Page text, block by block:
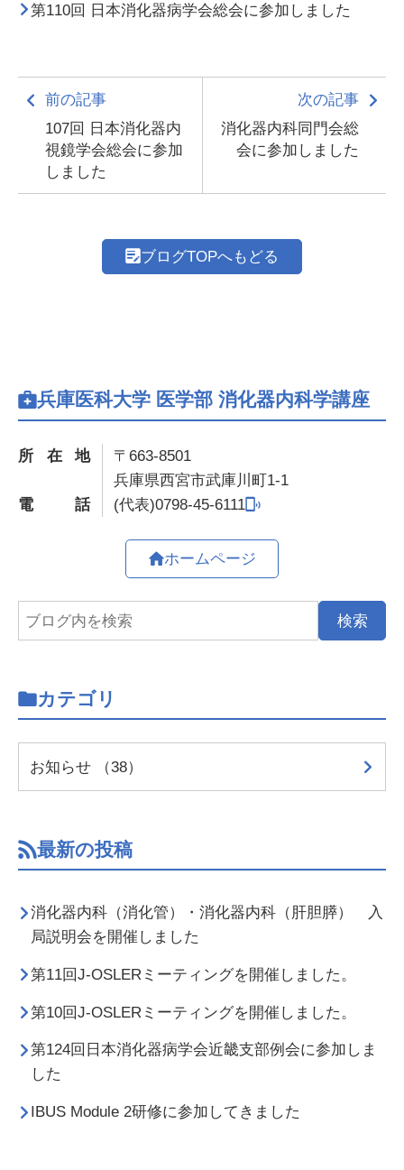
第110回 日本消化器病学会総会に参加しました
前の記事
107回 日本消化器内
視鏡学会総会に参加
しました
次の記事
消化器内科同門会総
会に参加しました
ブログTOPへもどる
兵庫医科大学 医学部 消化器内科学講座
所在地
〒663-8501
兵庫県西宮市武庫川町1-1
電話
0798-45-6111
ホームページ
カテゴリ
お知らせ （38）
最新の投稿
消化器内科（消化管）・消化器内科（肝胆膵） 入
局説明会を開催しました
第11回J-OSLERミーティングを開催しました。
第10回J-OSLERミーティングを開催しました。
第124回日本消化器病学会近畿支部例会に参加しま
した
IBUS Module 2研修に参加してきました